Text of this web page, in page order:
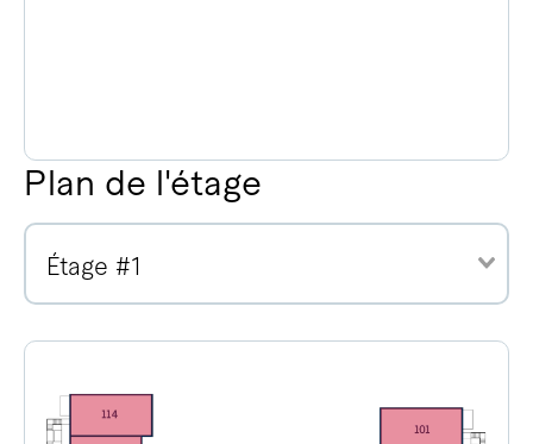
Plan de l'étage
Étage #1